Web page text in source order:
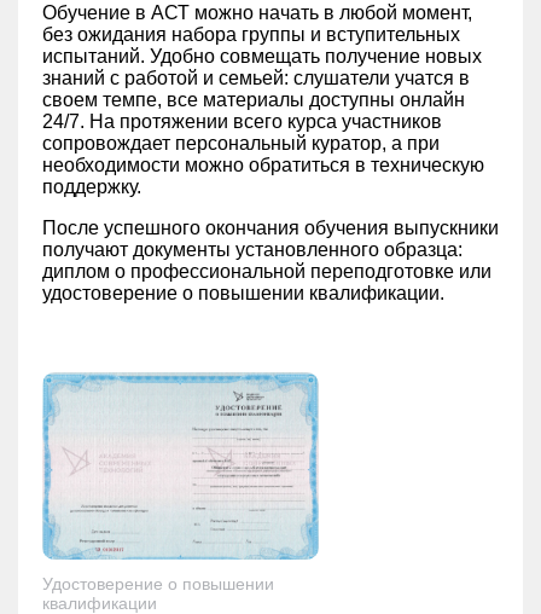
Обучение в АСТ можно начать в любой момент,
без ожидания набора группы и вступительных
испытаний. Удобно совмещать получение новых
знаний с работой и семьей: слушатели учатся в
своем темпе, все материалы доступны онлайн
24/7. На протяжении всего курса участников
сопровождает персональный куратор, а при
необходимости можно обратиться в техническую
поддержку.
После успешного окончания обучения выпускники
получают документы установленного образца:
диплом о профессиональной переподготовке или
удостоверение о повышении квалификации.
Удостоверение о повышении
квалификации